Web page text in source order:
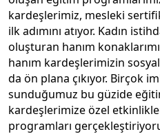
kardeşlerimiz, mesleki
ilk adımını atıyor. Kadın
oluşturan hanım
hanım kardeşlerimizin
da ön plana çıkıyor. Birçok
sunduğumuz bu güzide
kardeşlerimize özel
programları